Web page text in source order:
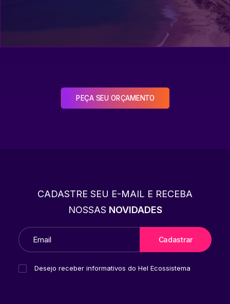
PEÇA SEU ORÇAMENTO
CADASTRE SEU E-MAIL E RECEBA
NOSSAS NOVIDADES
Desejo receber informativos do Hel Ecossistema